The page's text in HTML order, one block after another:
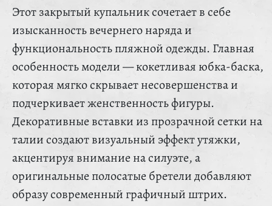
Этот закрытый купальник сочетает в себе
изысканность вечернего наряда и
функциональность пляжной одежды. Главная
особенность модели — кокетливая юбка-баска,
которая мягко скрывает несовершенства и
подчеркивает женственность фигуры.
Декоративные вставки из прозрачной сетки на
талии создают визуальный эффект утяжки,
акцентируя внимание на силуэте, а
оригинальные полосатые бретели добавляют
образу современный графичный штрих.